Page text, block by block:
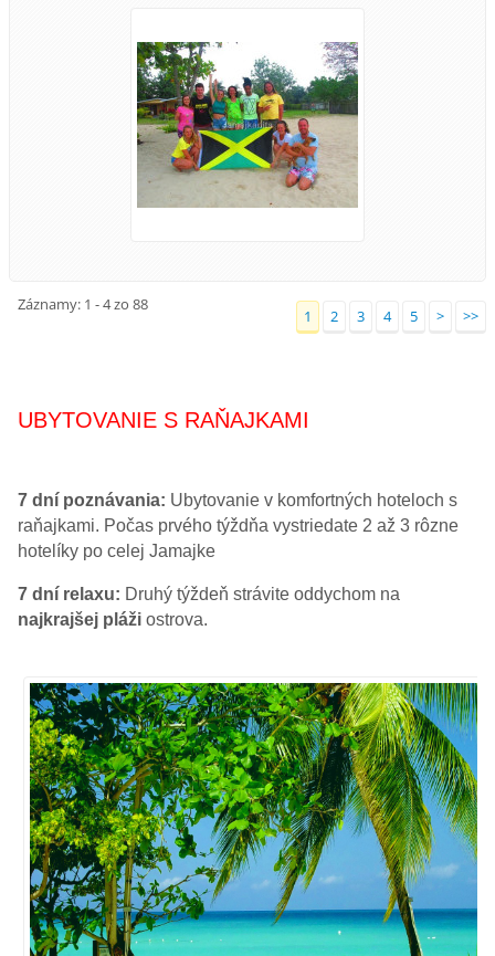
Záznamy: 1 - 4 zo 88
1 2 3 4 5 > >>
UBYTOVANIE S RAŇAJKAMI
7 dní poznávania: Ubytovanie v komfortných hoteloch s
raňajkami. Počas prvého týždňa vystriedate 2 až 3 rôzne
hotelíky po celej Jamajke
7 dní relaxu: Druhý týždeň strávite oddychom na
najkrajšej pláži ostrova.